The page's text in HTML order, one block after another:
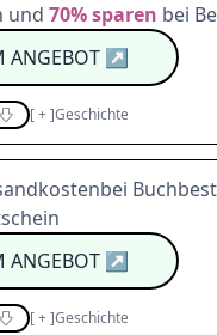
und 70%sparen bei
ANGEBOT↗
[+]Geschichte
ANGEBOT↗
[+]Geschichte